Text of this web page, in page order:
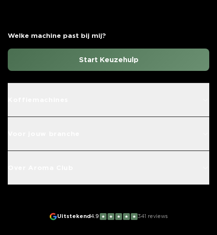
Welke machine past bij mij?
Start Keuzehulp
Uitstekend4.9 ★ ★ ★ ★ ★ 341 reviews